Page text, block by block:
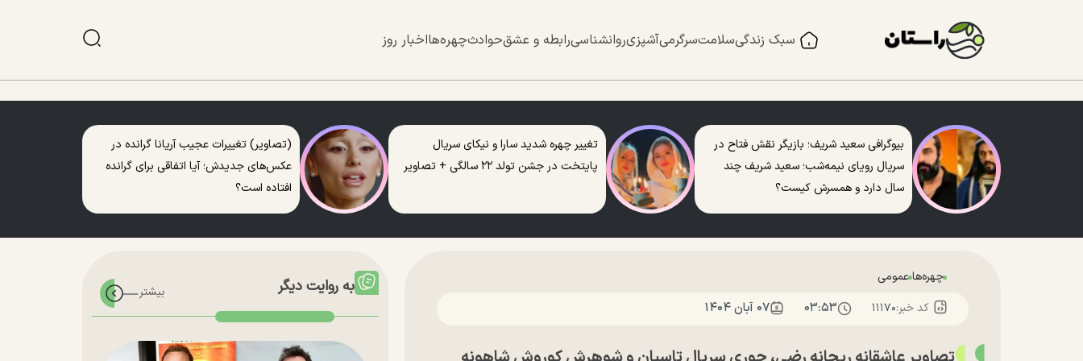
سبک زندگیسلامتسرگرمیآشپزیروانشناسیرابطه و عشقحوادثچهره‌هااخبار روز
بیوگرافی سعید شریف؛ بازیگر نقش فتاح در
سریال رویای نیمه‌شب؛ سعید شریف چند
سال دارد و همسرش کیست؟
تغییر چهره شدید سارا و نیکای سریال
پایتخت در جشن تولد ۲۲ سالگی + تصاویر
(تصاویر) تغییرات عجیب آریانا گرانده در
عکس‌های جدیدش؛ آیا اتفاقی برای گرانده
افتاده است؟
چهره‌هاعمومی
کد خبر:۱۱۱۷۰ ۰۳:۵۳ ۰۷ آبان ۱۴۰۴
به روایت دیگر